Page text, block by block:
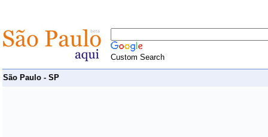
Custom Search
São Paulo - SP